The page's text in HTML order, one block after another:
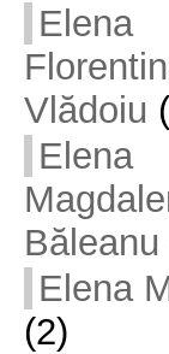
Elena
Vlădoiu
Elena
Băleanu
Elena
(2)